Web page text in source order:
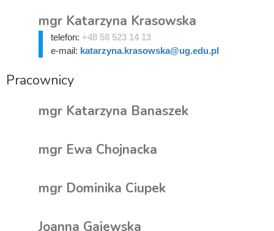
mgr Katarzyna Krasowska
telefon: +48 58 523 14 13
e-mail: katarzyna.krasowska@ug.edu.pl
Pracownicy
mgr Katarzyna Banaszek
mgr Ewa Chojnacka
mgr Dominika Ciupek
Joanna Gajewska